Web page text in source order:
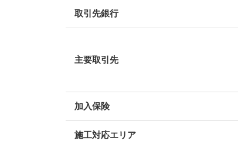
取引先銀行
主要取引先
加入保険
施工対応エリア